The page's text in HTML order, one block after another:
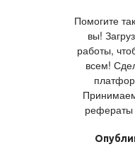
Помогите
вы!
работы,
всем!
рефераты